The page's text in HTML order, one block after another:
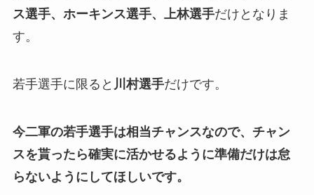
ス選手、ホーキンス選手、上林選手だけとなりま
す。
若手選手に限ると 川村選手だけです。
今二軍の若手選手は相当チャンスなので、チャン
スを貰ったら確実に活かせるように準備だけは怠
らないようにしてほしいです。